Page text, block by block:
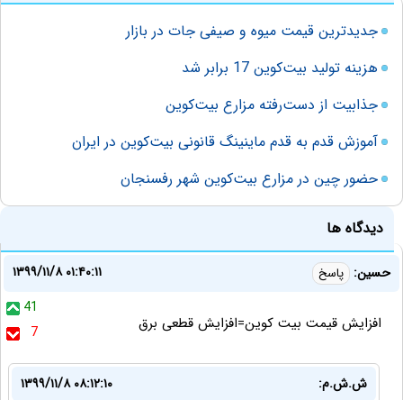
جدیدترین قیمت میوه و صیفی جات در بازار
هزینه تولید بیت‌کوین 17 برابر شد
جذابیت از دست‌رفته مزارع بیت‌کوین
آموزش قدم به قدم ماینینگ قانونی بیت‌کوین در ایران
حضور چین در مزارع بیت‌کوین شهر رفسنجان
دیدگاه ها
حسین: پاسخ
۱۳۹۹/۱۱/۸ ۰۱:۴۰:۱۱
41
7
افزایش قیمت بیت کوین=افزایش قطعی برق
ش.ش.م:
۱۳۹۹/۱۱/۸ ۰۸:۱۲:۱۰